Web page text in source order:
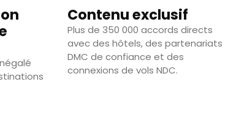
Contenu exclusif
Plus de 350 000 accords directs
avec des hôtels, des partenariats
DMC de confiance et des
connexions de vols NDC.